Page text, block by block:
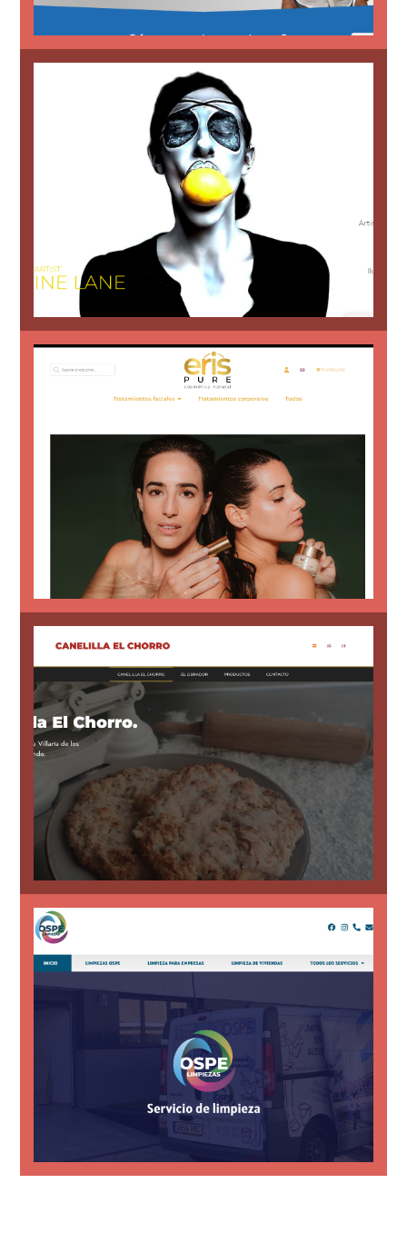
Diseño web artista multidisciplinar
Este trabajo consiste en un portfolio de
trabajo para la artista Sabine Lane, de
origen madrileño. En su web pueden verse
sus trabajos en video e imagen.
ErisPure
Tienda online con artículos de cosmética
natural vegana. Con emisión de albarán,
factura y conexión con agencia paquetería.
Limpiezas OSPE
Página web para empresa de limpiezas en
Miajadas, con servicios destacados y
visibilidad local.
Página web para negocio local
Diseño web optimizado y disponible en 3
idiomas, adaptado a las necesidades de
exportación marcadas por la
Administarción pública.